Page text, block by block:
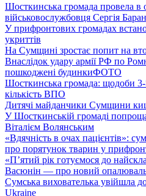
Шосткинська громада провела в
військовослужбовця Сергія
У прифронтових громадах
укриттів
На Сумщині зростає попит на
Внаслідок удару армії РФ по
пошкоджені будинкиФОТО
Шосткинська громада: щодоби 3-
кількість ВПО
Дитячі майданчики Сумщини
У Шосткинській громаді
Віталієм Волянським
«Вдячність в очах пацієнтів»:
про порятунок тварин у
«П’ятий рік готуємося до
Васюнін — про новий
Сумська вихователька увійшла
Ukraine